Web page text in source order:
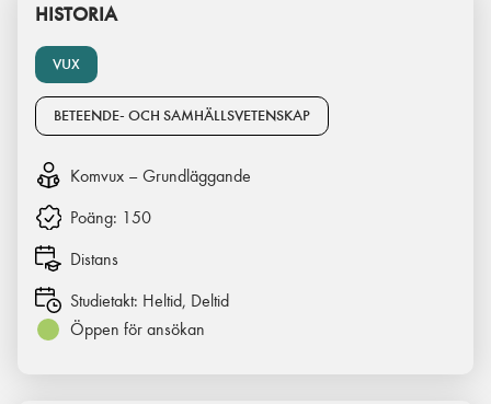
VUX
HISTORIA
BETEENDE- OCH SAMHÄLLSVETENSKAP
Komvux – Grundläggande
Poäng: 150
Distans
Studietakt: Heltid, Deltid
Öppen för ansökan